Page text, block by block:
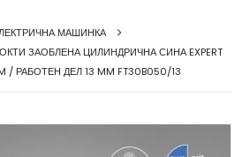
МАШИНКА
ЗАОБЛЕНА ЦИЛИНДРИЧНА СИНА EXPERT
/ РАБОТЕН ДЕЛ 13 MM FT30B050/13